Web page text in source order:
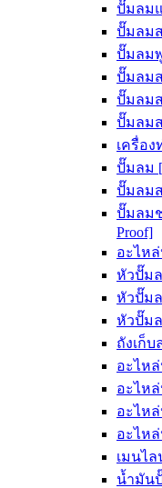
ปั๊มลมแ
ปั๊มลม
ปั๊มลม
ปั๊มลม
ปั๊มลมส
ปั๊มลมส
เครื่อ
ปั๊มลม
ปั๊มลมส
ปั๊มลมช
Proof]
อะไหล่
หัวปั๊ม
หัวปั๊มล
หัวปั๊ม
ถังเก็บ
อะไหล่
อะไหล่
อะไหล่
อะไหล่
เมนไล
น้ำมันปั๊